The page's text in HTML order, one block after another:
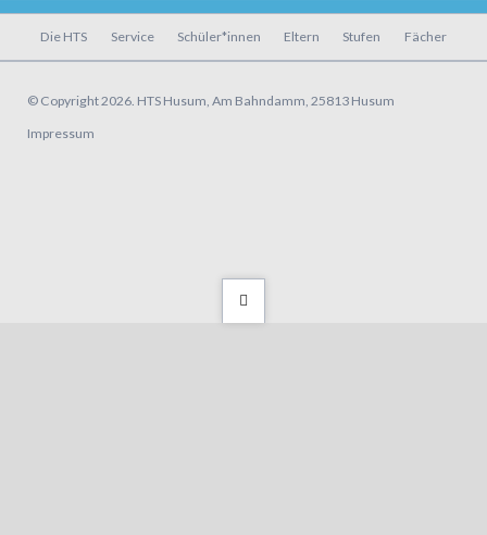
Navigation
Die HTS Service Schüler*innen Eltern Stufen Fächer
© Copyright 2026. HTS Husum, Am Bahndamm, 25813 Husum
Navigation
Impressum